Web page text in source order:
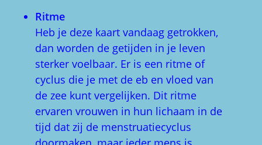
Ritme
Heb je deze kaart vandaag getrokken,
dan worden de getijden in je leven
sterker voelbaar. Er is een ritme of
cyclus die je met de eb en vloed van
de zee kunt vergelijken. Dit ritme
ervaren vrouwen in hun lichaam in de
tijd dat zij de menstruatiecyclus